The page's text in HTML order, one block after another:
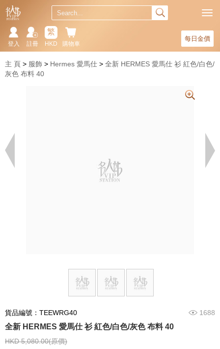
每日金價
購物車
繁
HKD
註冊
登入
主 頁 服飾 Hermes 愛馬仕
全新 HERMES 愛馬仕 衫 紅色/白色/
灰色 布料 40
貨品編號：TEEWRG40 1688
全新 HERMES 愛馬仕 衫 紅色/白色/灰色 布料 40
HKD 5,080.00(原價)